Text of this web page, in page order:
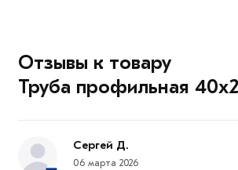
Отзывы к товару
Труба профильная
Сергей Д.
06 марта 2026